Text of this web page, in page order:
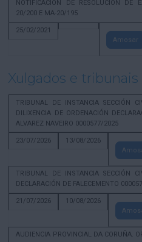
NOTIFICACION DE RESOLUCION DE
20/200 E MA-20/195
25/02/2021
Amosar
Xulgados e tribunais
TRIBUNAL DE INSTANCIA SECCIÓN
DILIXENCIA DE ORDENACIÓN
ALVAREZ NAVEIRO 0000577/2025
23/07/2026
13/08/2026
TRIBUNAL DE INSTANCIA SECCIÓN
DECLARACIÓN DE FALECEMENTO
21/07/2026
10/08/2026
AUDIENCIA PROVINCIAL DA CORUÑA.